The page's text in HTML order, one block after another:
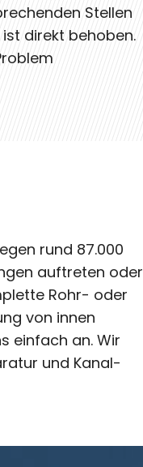
Stellen
direkt behoben.
rund 87.000
auftreten oder
Rohr- oder
von innen
einfach an. Wir
und Kanal-